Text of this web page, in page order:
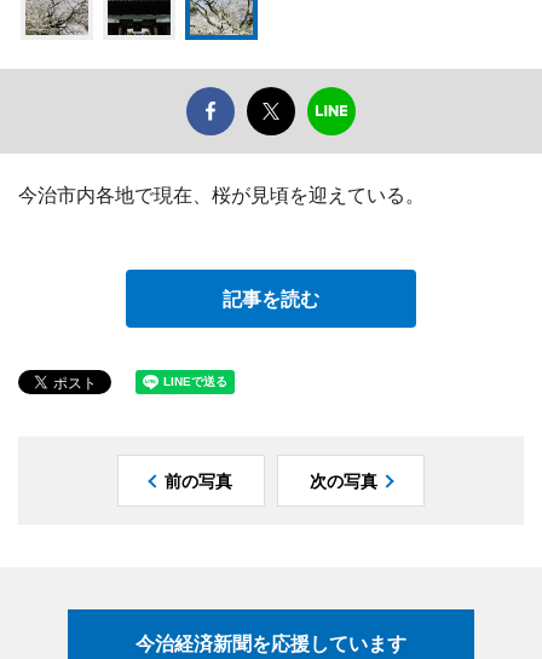
今治市内各地で現在、桜が見頃を迎えている。
記事を読む
前の写真 次の写真
今治経済新聞を応援しています